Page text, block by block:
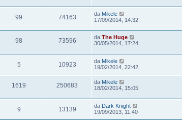
99 74163 da Mikele
17/09/2014, 14:32
98 73596 da The Huge
30/05/2014, 17:24
5 10923 da Mikele
19/02/2014, 22:42
1619 250683 da Mikele
18/02/2014, 15:05
9 13139 da Dark Knight
19/09/2013, 11:40